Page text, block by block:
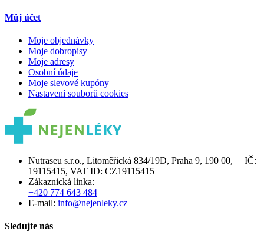
Můj účet
Moje objednávky
Moje dobropisy
Moje adresy
Osobní údaje
Moje slevové kupóny
Nastavení souborů cookies
Nutraseu s.r.o., Litoměřická 834/19D, Praha 9, 190 00, IČ:
19115415, VAT ID: CZ19115415
Zákaznická linka:
+420 774 643 484
E-mail: info@nejenleky.cz
Sledujte nás